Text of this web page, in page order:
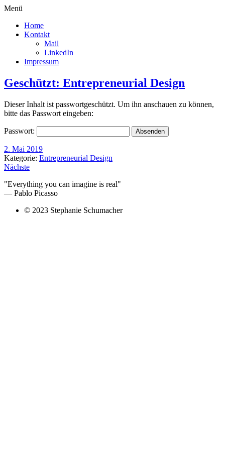
Menü
Home
Kontakt
Mail
LinkedIn
Impressum
Geschützt: Entrepreneurial Design
Dieser Inhalt ist passwortgeschützt. Um ihn anschauen zu können,
bitte das Passwort eingeben:
Passwort:
2. Mai 2019
Kategorie: Entrepreneurial Design
Nächste
"Everything you can imagine is real"
— Pablo Picasso
© 2023 Stephanie Schumacher